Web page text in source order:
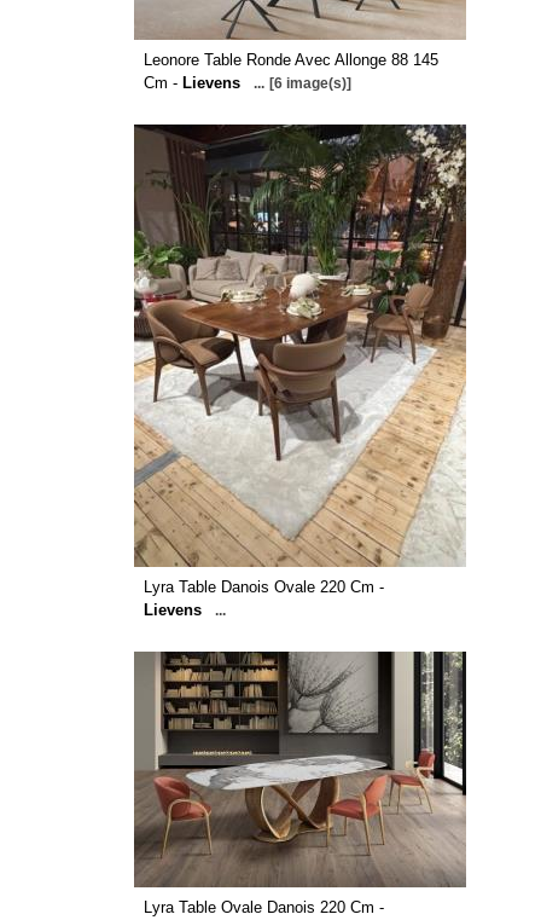
Leonore Table Ronde Avec Allonge 88 145
Cm - Lievens ... [6 image(s)]
Lyra Table Danois Ovale 220 Cm -
Lievens
...
Lyra Table Ovale Danois 220 Cm -